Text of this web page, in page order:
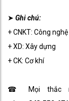
➤ Ghi chú:
+ CNKT: Công
+ XD: Xây dựng
+ CK: Cơ khí
☎ Mọi thắc